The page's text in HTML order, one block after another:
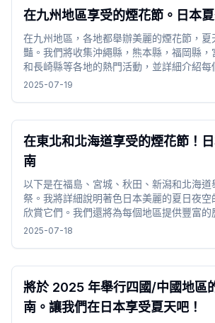
在九州地區享受的煙花節。日本夏
在九州地區，各地都舉辦美麗的煙花節，夏
豔。我們將收集沖繩縣，熊本縣，福岡縣
和長崎縣等各地的熱門活動，並詳細介紹每
薦觀光景點。
2025-07-19
在東北和北海道享受的煙花節！
南
以下是在福島、宮城、秋田、新潟和北海
祭。我將詳細說明著色日本美麗的夏日夜
欣賞它們。我們還將為每個地區提供豐富的
點。在東北和北海道充分享受夏天的信息充
2025-07-18
將於 2025 年舉行四國/中國地區
南。讓我們在日本享受夏天吧！